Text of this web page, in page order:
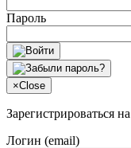
Пароль
×Close
Зарегистрироваться
Логин (email)